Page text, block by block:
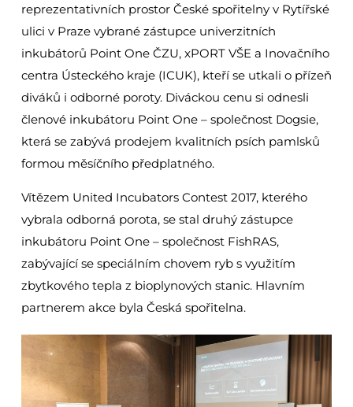
reprezentativních prostor České spořitelny v Rytířské
ulici v Praze vybrané zástupce univerzitních
inkubátorů Point One ČZU, xPORT VŠE a Inovačního
centra Ústeckého kraje (ICUK), kteří se utkali o přízeň
diváků i odborné poroty. Diváckou cenu si odnesli
členové inkubátoru Point One – společnost Dogsie,
která se zabývá prodejem kvalitních psích pamlsků
formou měsíčního předplatného.
Vítězem United Incubators Contest 2017, kterého
vybrala odborná porota, se stal druhý zástupce
inkubátoru Point One – společnost FishRAS,
zabývající se speciálním chovem ryb s využitím
zbytkového tepla z bioplynových stanic. Hlavním
partnerem akce byla Česká spořitelna.